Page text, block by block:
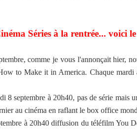
Séries à la rentrée... voici
comme je vous l'annonçait hier,
to Make it in America. Chaque mardi
8 septembre à 20h40, pas de série
au cinéma en raflant le box office
à 20h40 diffusion du téléfilm You